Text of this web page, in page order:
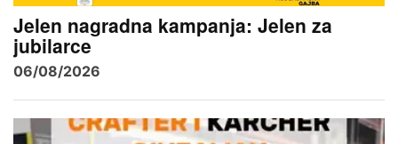
Jelen nagradna kampanja: Jelen za
jubilarce
06/08/2026